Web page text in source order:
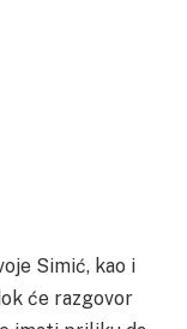
Simić, kao i
će razgovor